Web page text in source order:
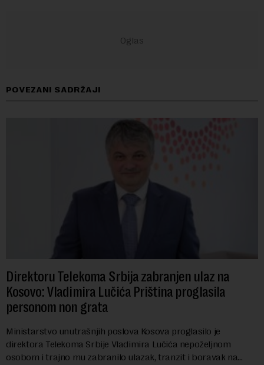
POVEZANI SADRŽAJI
Direktoru Telekoma Srbija zabranjen ulaz na
Kosovo: Vladimira Lučića Priština proglasila
personom non grata
Ministarstvo unutrašnjih poslova Kosova proglasilo je
direktora Telekoma Srbije Vladimira Lučića nepoželjnom
osobom i trajno mu zabranilo ulazak, tranzit i boravak na